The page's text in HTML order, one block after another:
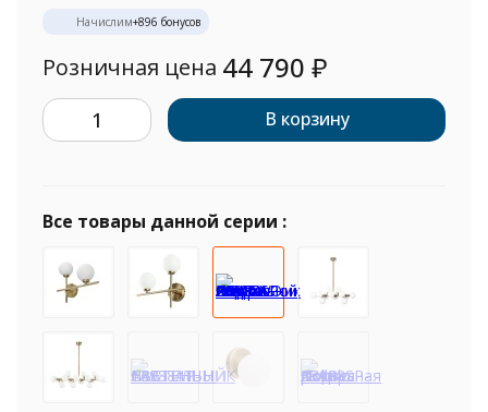
Начислим+896 бонусов
Розничная цена 44 790 ₽
В корзину
Все товары данной серии :